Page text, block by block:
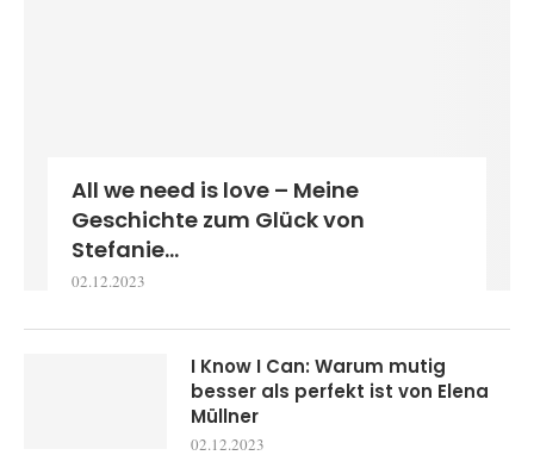
All we need is love – Meine
Geschichte zum Glück von
Stefanie...
02.12.2023
I Know I Can: Warum mutig
besser als perfekt ist von Elena
Müllner
02.12.2023